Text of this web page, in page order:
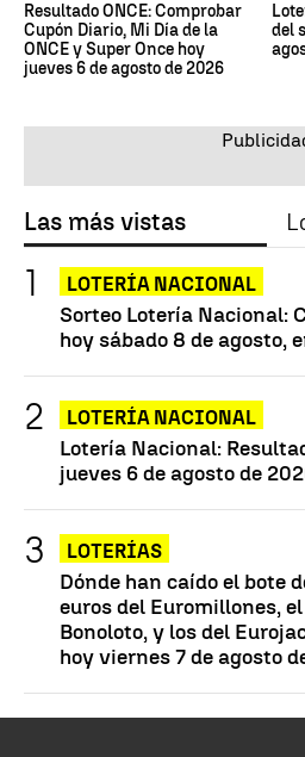
Resultado ONCE: Comprobar
Cupón Diario, Mi Día de la
ONCE y Super Once hoy
jueves 6 de agosto de 2026
del
Las más vistas
LOTERÍA NACIONAL
Sorteo Lotería Nacional:
hoy sábado 8 de agosto,
LOTERÍA NACIONAL
Lotería Nacional:
jueves 6 de agosto de
LOTERÍAS
Dónde han caído el bote
euros del Euromillones,
Bonoloto, y los del
hoy viernes 7 de agosto